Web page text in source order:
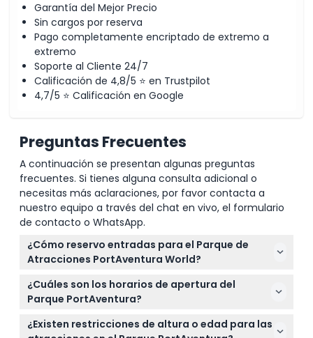
Garantía del Mejor Precio
Sin cargos por reserva
Pago completamente encriptado de extremo a
extremo
Soporte al Cliente 24/7
Calificación de 4,8/5 ⭐ en Trustpilot
4,7/5 ⭐ Calificación en Google
Preguntas Frecuentes
A continuación se presentan algunas preguntas
frecuentes. Si tienes alguna consulta adicional o
necesitas más aclaraciones, por favor contacta a
nuestro equipo a través del chat en vivo, el formulario
de contacto o WhatsApp.
¿Cómo reservo entradas para el Parque de
Atracciones PortAventura World?
Puedes reservar tus entradas fácilmente en línea
aquí mismo en este sitio web. Simplemente elige tu
fecha preferida y verifica la disponibilidad durante
el proceso de reserva para una experiencia fluida.
¿Cuáles son los horarios de apertura del
Parque PortAventura?
El Parque PortAventura generalmente abre de 10:00
a 18:00 los días laborables y de 10:00 a 20:00 los
¿Existen restricciones de altura o edad para las